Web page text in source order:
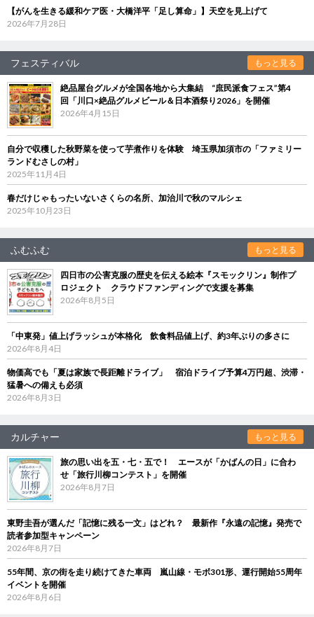
【がんを生きる緩和ケア医・大橋洋平「足し算命」】天空を見上げて
2026年7月28日
フェスティバル もっと見る
絶品屋台グルメが全国各地から大集結 “庶民派食フェス”第4
回「川口×絶品グルメビール＆日本酒祭り2026」を開催
2026年4月15日
自分で収穫した秋野菜を使って芋煮作りを体験 埼玉県加須市の「ファミリー
ランドむさしの村」
2025年11月4日
春だけじゃもったいないさくらの名所、加治川で秋のマルシェ
2025年10月23日
ふむふむ もっと見る
四日市の公害克服の歴史を伝える絵本『スモックリン』制作プ
ロジェクト クラウドファンディングで支援を募集
2026年8月5日
「中東発」値上げラッシュが本格化 飲食料品値上げ、約3年ぶりの多さに
2026年8月4日
物価高でも「夏は家族で長距離ドライブ」 宿泊ドライブ予算4万円超、渋滞・
猛暑への備えも必須
2026年8月3日
カルチャー もっと見る
旅の思い出を五・七・五で！ エースが「かばんの日」に合わ
せ「旅行川柳コンテスト」を開催
2026年8月7日
東野圭吾が選んだ「記憶に残る一文」はどれ？ 最新作『永遠の記憶』発売で
読者参加型キャンペーン
2026年8月7日
55年間、京の街を走り続けてきた車両 嵐山線・モボ301形、運行開始55周年
イベントを開催
2026年8月6日